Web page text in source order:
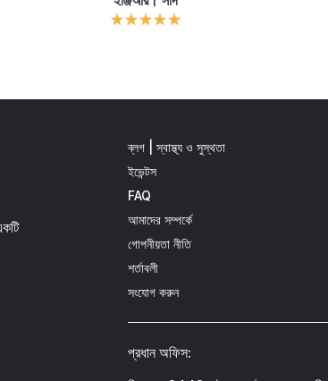
ব্লগ | স্বাস্থ্য ও সুস্থতা
ইভেন্টস
FAQ
আমাদের সম্পর্কে
গোপনীয়তা নীতি
শর্তাবলী
সংযোগ করুন
প্রধান অফিস: